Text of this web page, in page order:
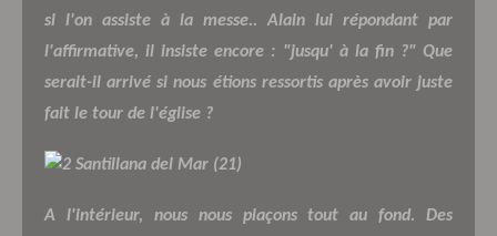
si l'on assiste à la messe.. Alain lui répondant par
l'affirmative, il insiste encore : "jusqu' à la fin ?" Que
serait-il arrivé si nous étions ressortis après avoir juste
fait le tour de l'église ?
A l'intérieur, nous nous plaçons tout au fond. Des